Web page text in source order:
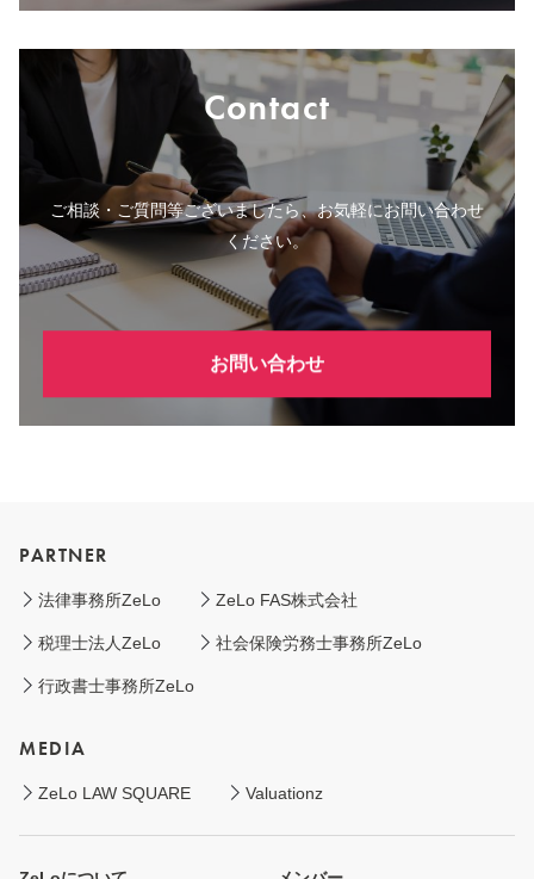
Contact
ご相談・ご質問等ございましたら、お気軽にお問い合わせ
ください。
お問い合わせ
PARTNER
法律事務所ZeLo ZeLo FAS株式会社
税理士法人ZeLo 社会保険労務士事務所ZeLo
行政書士事務所ZeLo
MEDIA
ZeLo LAW SQUARE Valuationz